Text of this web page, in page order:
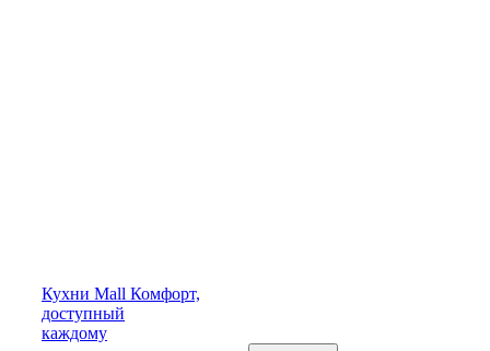
Кухни Mall Комфорт,
доступный
каждому